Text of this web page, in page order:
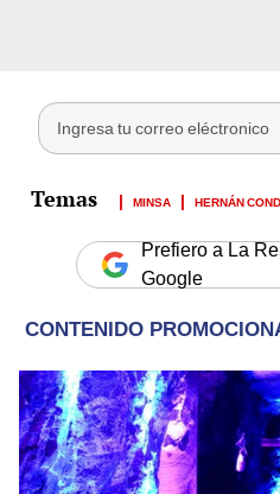
MINSA HERNÁN
Prefiero a La
Google